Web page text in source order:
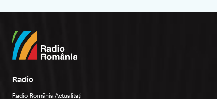
Radio
Radio România Actualitaţi